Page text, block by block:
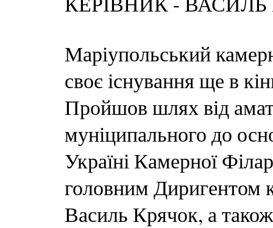
Маріупольський
своє існування ще в
Пройшов шлях від
муніципального до
Україні Камерної
головним Диригентом
Василь Крячок, а